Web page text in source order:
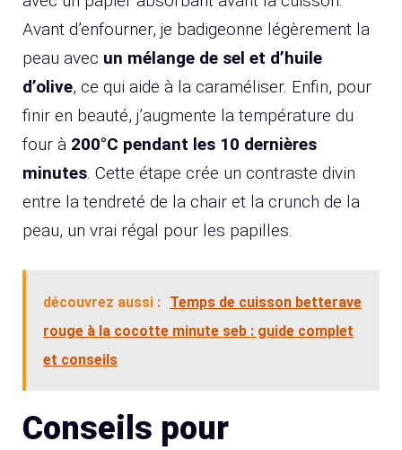
Avant d’enfourner, je badigeonne légèrement la
peau avec un mélange de sel et d’huile
d’olive, ce qui aide à la caraméliser. Enfin, pour
finir en beauté, j’augmente la température du
four à 200°C pendant les 10 dernières
minutes. Cette étape crée un contraste divin
entre la tendreté de la chair et la crunch de la
peau, un vrai régal pour les papilles.
découvrez aussi : Temps de cuisson betterave
rouge à la cocotte minute seb : guide complet
et conseils
Conseils pour